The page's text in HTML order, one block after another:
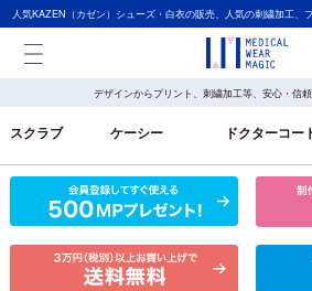
人気KAZEN（カゼン）シューズ・白衣の販売、人気の刺繍加工、
【高品質】メディカルウェアマジ
デザインからプリント、刺繍加工等、安心・信
スクラブ ケーシー ドクターコー